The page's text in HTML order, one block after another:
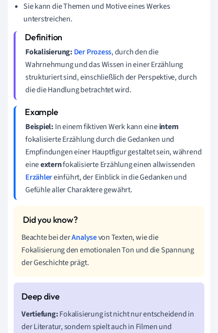
Sie kann die Themen und Motive eines Werkes
unterstreichen.
Fokalisierung: Der Prozess, durch den die
Wahrnehmung und das Wissen in einer Erzählung
strukturiert sind, einschließlich der Perspektive, durch
die die Handlung betrachtet wird.
Beispiel: In einem fiktiven Werk kann eineintern
fokalisierte Erzählung durch die Gedanken und
Empfindungen einer Hauptfigur gestaltet sein, während
eineexternfokalisierte Erzählung einen allwissenden
Erzählereinführt, der Einblick in die Gedanken und
Gefühle aller Charaktere gewährt.
Beachte bei derAnalysevon Texten, wie die
Fokalisierung den emotionalen Ton und die Spannung
der Geschichte prägt.
Vertiefung:Fokalisierung ist nicht nur entscheidend in
der Literatur, sondern spielt auch in Filmen und